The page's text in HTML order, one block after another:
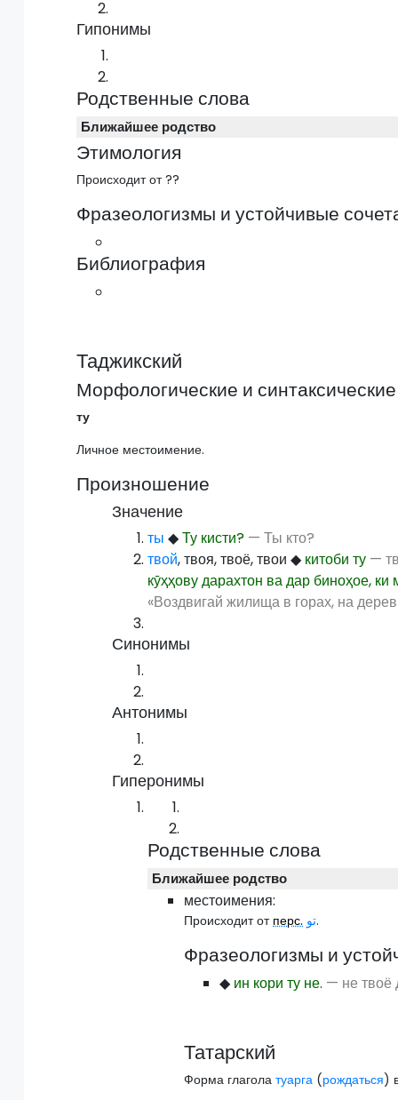
Гипонимы
Родственные слова
Ближайшее родство
Этимология
Происходит от ??
Фразеологизмы и устойчивые
Библиография
Таджикский
Морфологические и
ту
Личное местоимение.
Произношение
Значение
ты ◆Ту кисти? — Ты кто?
твой, твоя, твоё, твои◆ китоби ту —
кӯҳҳову дарахтон ва дар биноҳое,
«Воздвигай жилища в горах, на
Синонимы
Антонимы
Гиперонимы
Родственные слова
Ближайшее родство
местоимения:
Происходит от перс. تو.
Фразеологизмы и
◆ ин кори ту не. — не твоё
Татарский
Форма глаголатуарга (рождаться)